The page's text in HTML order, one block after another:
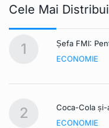
Cele Mai
1
Șefa FMI:
ECONOMIE
2
Coca-Cola
ECONOMIE